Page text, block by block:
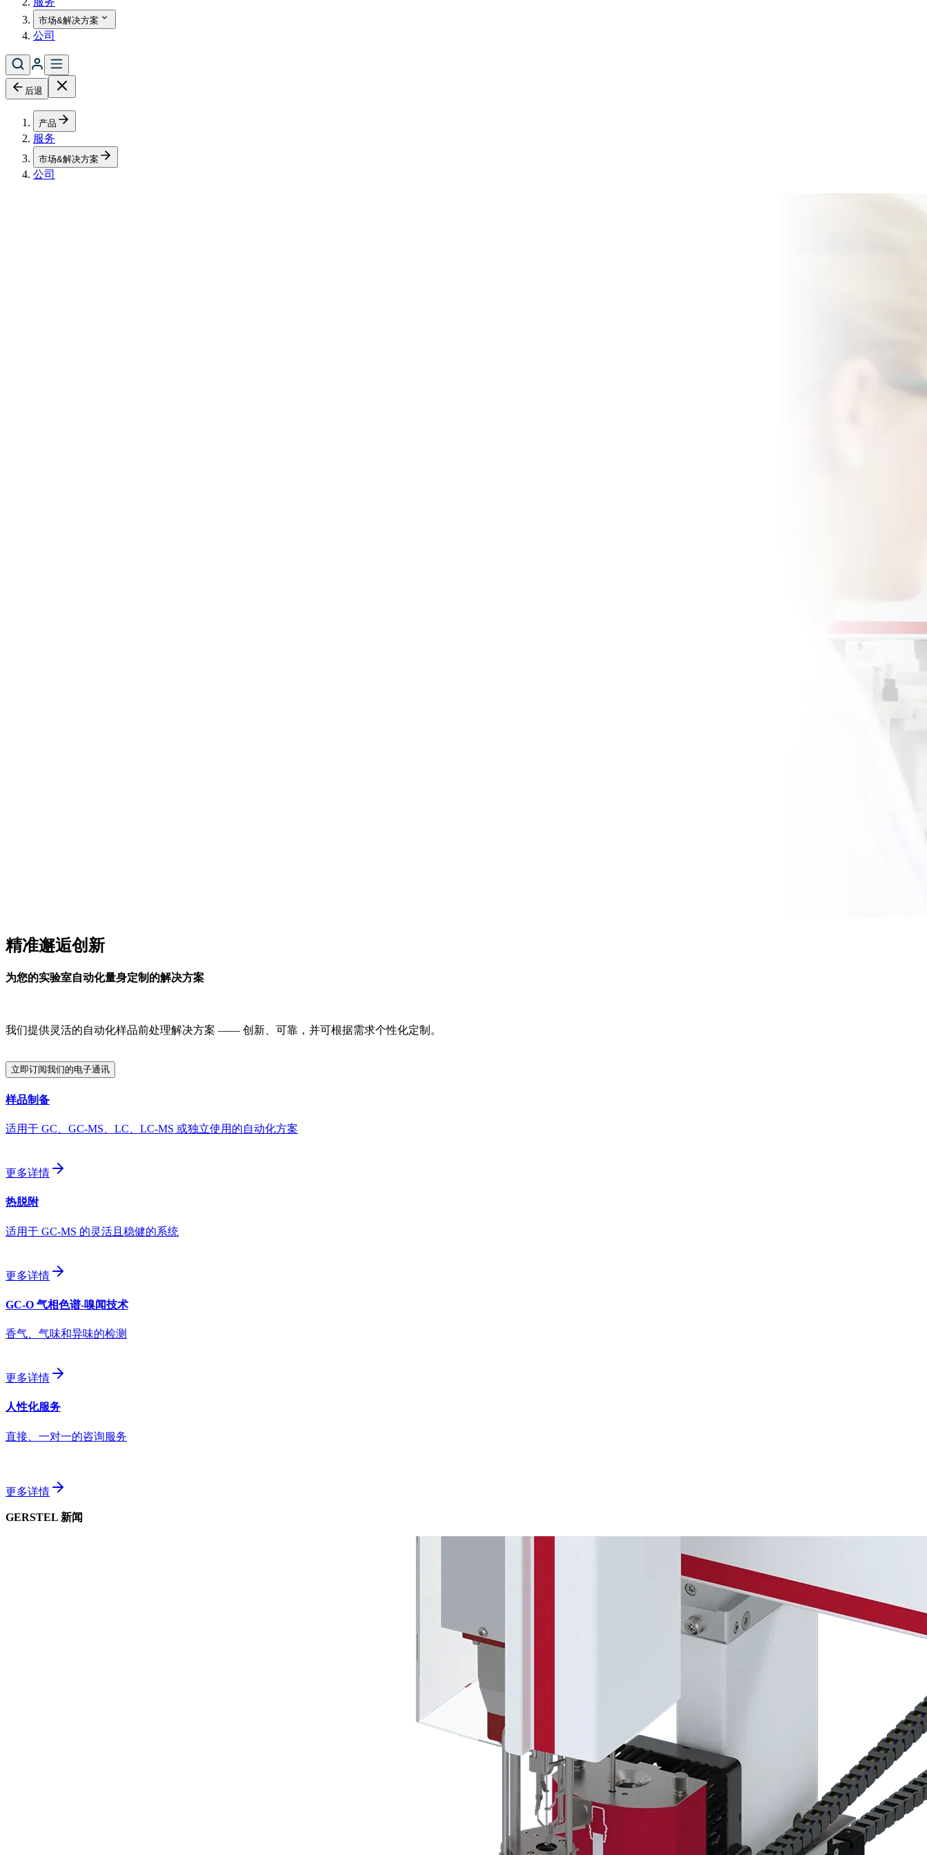
市场&解决方案
公司
后退
产品
服务
市场&解决方案
公司
精准邂逅创新
为您的实验室自动化量身定制的解决方案
我们提供灵活的自动化样品前处理解决方案 —— 创新、可靠，并可根据需求个性化定制。
立即订阅我们的电子通讯
Form Dialog
样品制备
适用于 GC、GC-MS、LC、LC-MS 或独立使用的自动化方案
更多详情
热脱附
适用于 GC-MS 的灵活且稳健的系统
更多详情
GC-O 气相色谱-嗅闻技术
香气、气味和异味的检测
更多详情
人性化服务
直接、一对一的咨询服务
更多详情
GERSTEL 新闻